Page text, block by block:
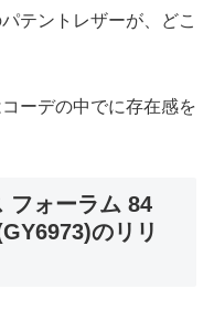
テントレザーが、どこ
ーデの中でに存在感を
フォーラム 84
のリリ